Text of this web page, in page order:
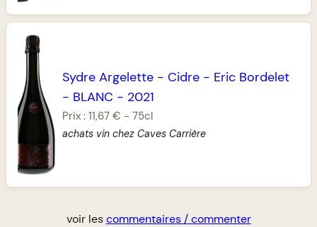
Sydre Argelette- Cidre- Eric Bordelet
- BLANC - 2021
Prix : 11,67 € - 75cl
achats vin chez Caves Carrière
voir lescommentaires / commenter